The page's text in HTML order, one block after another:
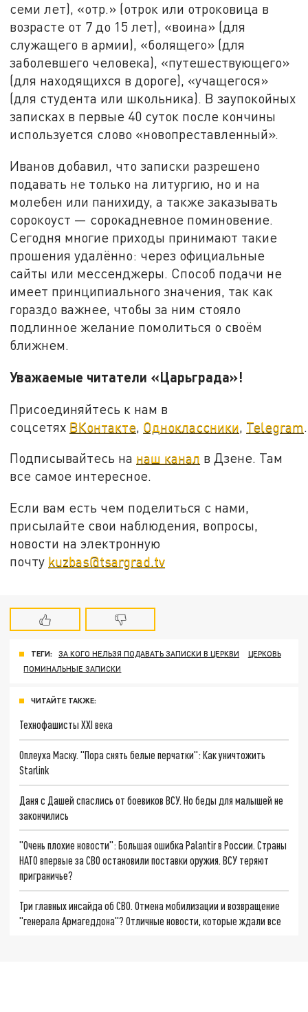
семи лет), «отр.» (отрок или отроковица в
возрасте от 7 до 15 лет), «воина» (для
служащего в армии), «болящего» (для
заболевшего человека), «путешествующего»
(для находящихся в дороге), «учащегося»
(для студента или школьника). В заупокойных
записках в первые 40 суток после кончины
используется слово «новопреставленный».
Иванов добавил, что записки разрешено
подавать не только на литургию, но и на
молебен или панихиду, а также заказывать
сорокоуст — сорокадневное поминовение.
Сегодня многие приходы принимают такие
прошения удалённо: через официальные
сайты или мессенджеры. Способ подачи не
имеет принципиального значения, так как
гораздо важнее, чтобы за ним стояло
подлинное желание помолиться о своём
ближнем.
Уважаемые читатели «Царьграда»!
Присоединяйтесь к нам в
соцсетях ВКонтакте Одноклассники Telegram
Подписывайтесь на наш канал в Дзене. Там
все самое интересное.
Если вам есть чем поделиться с нами,
присылайте свои наблюдения, вопросы,
новости на электронную
почту kuzbas@tsargrad.tv
ТЕГИ: ЗА КОГО НЕЛЬЗЯ ПОДАВАТЬ ЗАПИСКИ В ЦЕРКВИ
ЦЕРКОВЬ
ПОМИНАЛЬНЫЕ ЗАПИСКИ
ЧИТАЙТЕ ТАКЖЕ:
Технофашисты XXI века
Оплеуха Маску. "Пора снять белые перчатки": Как уничтожить
Starlink
Даня с Дашей спаслись от боевиков ВСУ. Но беды для малышей не
закончились
"Очень плохие новости": Большая ошибка Palantir в России. Страны
НАТО впервые за СВО остановили поставки оружия. ВСУ теряют
приграничье?
Три главных инсайда об СВО. Отмена мобилизации и возвращение
"генерала Армагеддона"? Отличные новости, которые ждали все